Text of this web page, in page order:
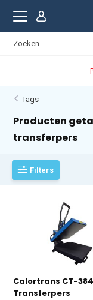
Tags
Producten
transferpers
Filters
Calortrans CT-
Transferpers